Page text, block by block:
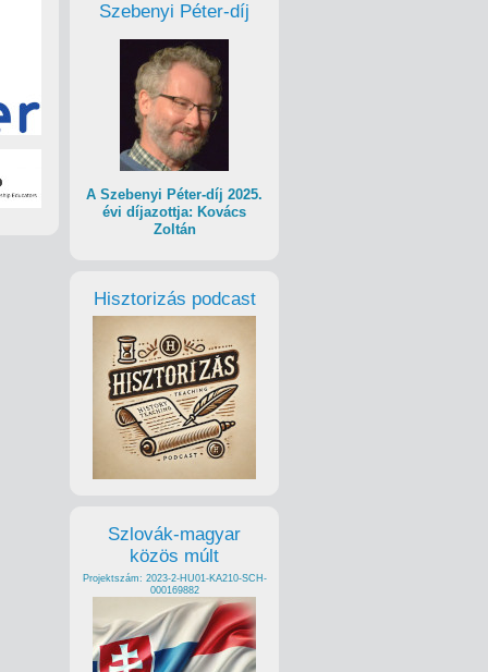
Szebenyi Péter-díj
A Szebenyi Péter-díj 2025.
évi díjazottja: Kovács
Zoltán
Hisztorizás podcast
Szlovák-magyar
közös múlt
Projektszám: 2023-2-HU01-KA210-SCH-
000169882